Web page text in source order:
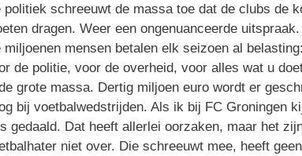
politiek schreeuwt de massa toe dat de clubs de
dragen. Weer een ongenuanceerde
miljoenen mensen betalen elk seizoen al
de politie, voor de overheid, voor alles wat u
grote massa. Dertig miljoen euro wordt er
bij voetbalwedstrijden. Als ik bij FC Groningen
gedaald. Dat heeft allerlei oorzaken, maar het
niet over. Die schreeuwt mee, heeft